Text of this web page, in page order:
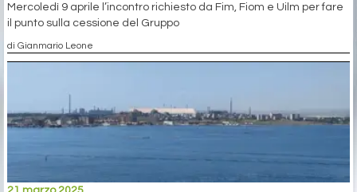
Mercoledì 9 aprile l’incontro richiesto da Fim, Fiom e Uilm per fare
il punto sulla cessione del Gruppo
di Gianmario Leone